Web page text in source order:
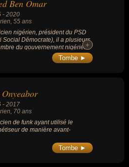
Ben Omar
- 2020
, 55 ans
nigérien, président du PSD
Social Démocrate), il a plusieurs
du gouvernement nigérien
de l’Emploi, du Travail et de
+
+
Tombe ►
- 2017
, 70 ans
de funk ayant utilisé le
de manière avant-
Tombe ►